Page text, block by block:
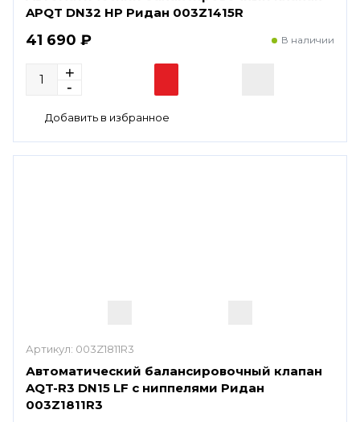
APQT DN32 HP Ридан 003Z1415R
41 690 ₽ В наличии
Артикул: 003Z1811R3
Автоматический балансировочный клапан
AQT-R3 DN15 LF с ниппелями Ридан
003Z1811R3